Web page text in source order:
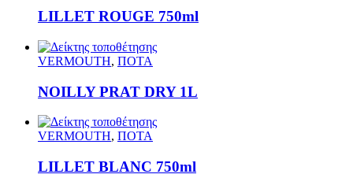
LILLET ROUGE 750ml
VERMOUTH, ΠΟΤΑ
NOILLY PRAT DRY 1L
VERMOUTH, ΠΟΤΑ
LILLET BLANC 750ml